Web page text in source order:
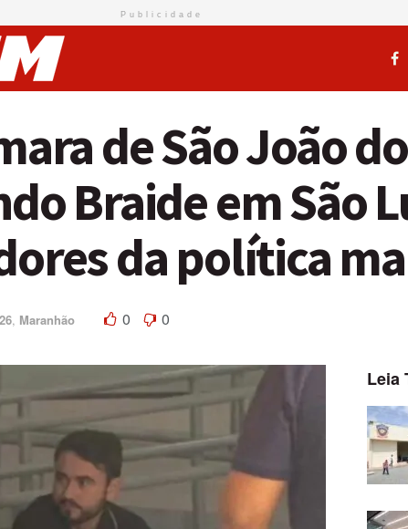
Publicidade
de São João
Braide em São
da política
, Maranhão 0 0
Leia